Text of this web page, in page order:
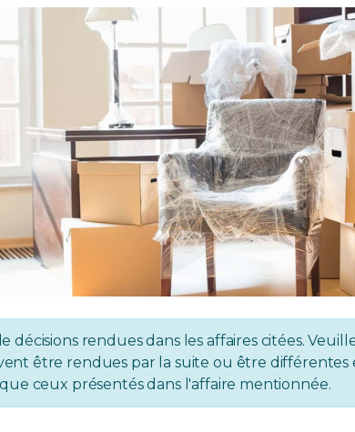
décisions rendues dans les affaires citées.
être rendues par la suite ou être différentes
ceux présentés dans l'affaire mentionnée.